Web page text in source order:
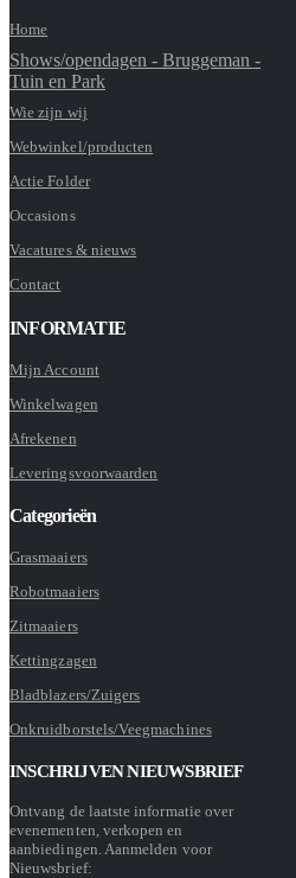
Home
Shows/opendagen - Bruggeman -
Tuin en Park
Wie zijn wij
Webwinkel/producten
Actie Folder
Occasions
Vacatures & nieuws
Contact
INFORMATIE
Mijn Account
Winkelwagen
Afrekenen
Leveringsvoorwaarden
Categorieën
Grasmaaiers
Robotmaaiers
Zitmaaiers
Kettingzagen
Bladblazers/Zuigers
Onkruidborstels/Veegmachines
INSCHRIJVEN NIEUWSBRIEF
Ontvang de laatste informatie over
evenementen, verkopen en
aanbiedingen. Aanmelden voor
Nieuwsbrief: